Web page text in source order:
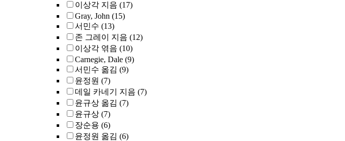
이상각 지음 (17)
Gray, John (15)
서민수 (13)
존 그레이 지음 (12)
이상각 엮음 (10)
Carnegie, Dale (9)
서민수 옮김 (9)
윤정원 (7)
데일 카네기 지음 (7)
윤규상 옮김 (7)
윤규상 (7)
장순용 (6)
윤정원 옮김 (6)